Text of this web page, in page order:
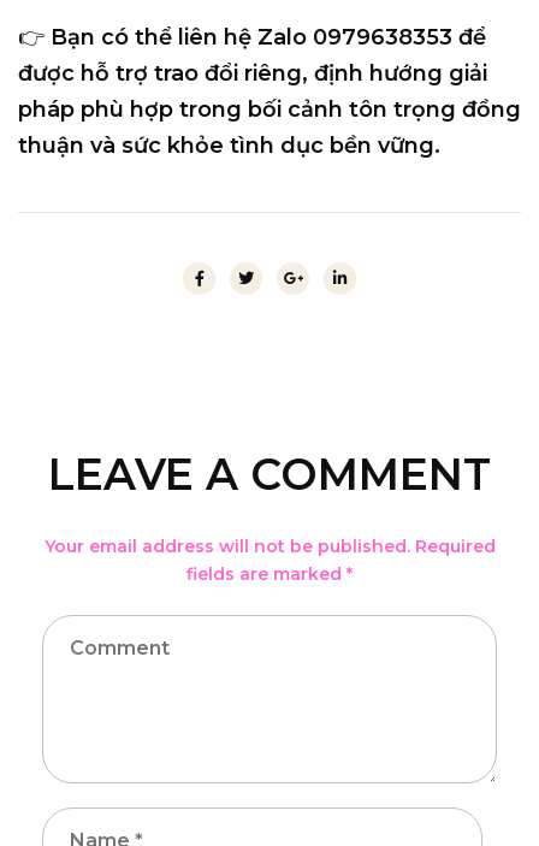
👉 Bạn có thể liên hệ Zalo 0979638353 để
được hỗ trợ trao đổi riêng, định hướng giải
pháp phù hợp trong bối cảnh tôn trọng đồng
thuận và sức khỏe tình dục bền vững.
LEAVE A COMMENT
Your email address will not be published. Required
fields are marked *